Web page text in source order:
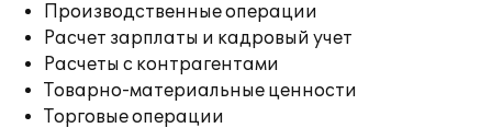
Производственные операции
Расчет зарплаты и кадровый учет
Расчеты с контрагентами
Товарно-материальные ценности
Торговые операции